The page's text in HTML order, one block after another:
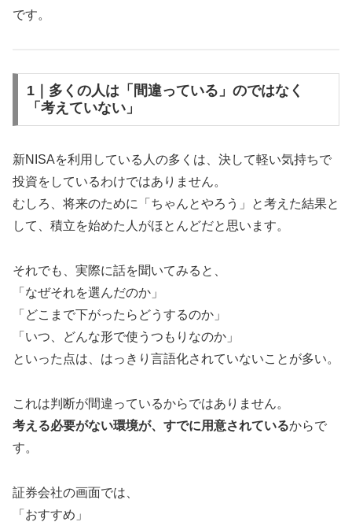
です。
1｜多くの人は「間違っている」のではなく
「考えていない」
新NISAを利用している人の多くは、決して軽い気持ちで
投資をしているわけではありません。
むしろ、将来のために「ちゃんとやろう」と考えた結果と
して、積立を始めた人がほとんどだと思います。
それでも、実際に話を聞いてみると、
「なぜそれを選んだのか」
「どこまで下がったらどうするのか」
「いつ、どんな形で使うつもりなのか」
といった点は、はっきり言語化されていないことが多い。
これは判断が間違っているからではありません。
考える必要がない環境が、すでに用意されているからで
す。
証券会社の画面では、
「おすすめ」